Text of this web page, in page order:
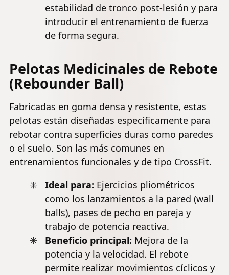
estabilidad de tronco post-lesión y para
introducir el entrenamiento de fuerza
de forma segura.
Pelotas Medicinales de Rebote
(Rebounder Ball)
Fabricadas en goma densa y resistente, estas
pelotas están diseñadas específicamente para
rebotar contra superficies duras como paredes
o el suelo. Son las más comunes en
entrenamientos funcionales y de tipo CrossFit.
Ideal para: Ejercicios pliométricos
como los lanzamientos a la pared (wall
balls), pases de pecho en pareja y
trabajo de potencia reactiva.
Beneficio principal: Mejora de la
potencia y la velocidad. El rebote
permite realizar movimientos cíclicos y